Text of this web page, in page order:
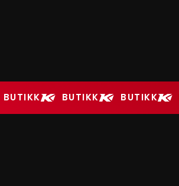
BUTIKK BUTIKK BUTIKK